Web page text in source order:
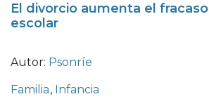
El divorcio aumenta el fracaso
escolar
Autor: Psonríe
Familia, Infancia